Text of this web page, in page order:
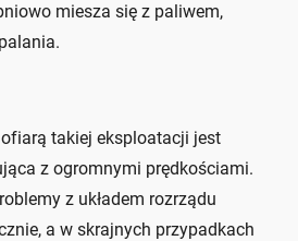
miesza się z paliwem,
takiej eksploatacji jest
z ogromnymi prędkościami.
z układem rozrządu
a w skrajnych przypadkach